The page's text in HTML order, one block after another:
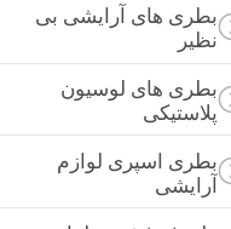
بطری های آرایشی بی
نظیر
بطری های لوسیون
پلاستیکی
بطری اسپری لوازم
آرایشی